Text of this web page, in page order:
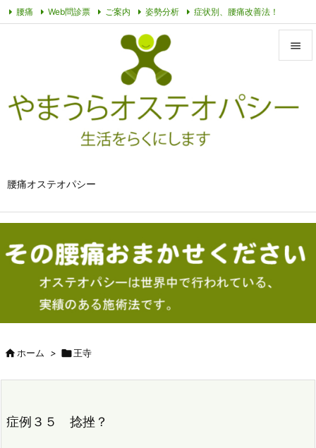
腰痛オステオパシー



腰痛 Web問診票 ご案内 姿勢分析 症状別、腰痛改善法！
その他動画
ホーム > 王寺
症例３５ 捻挫？